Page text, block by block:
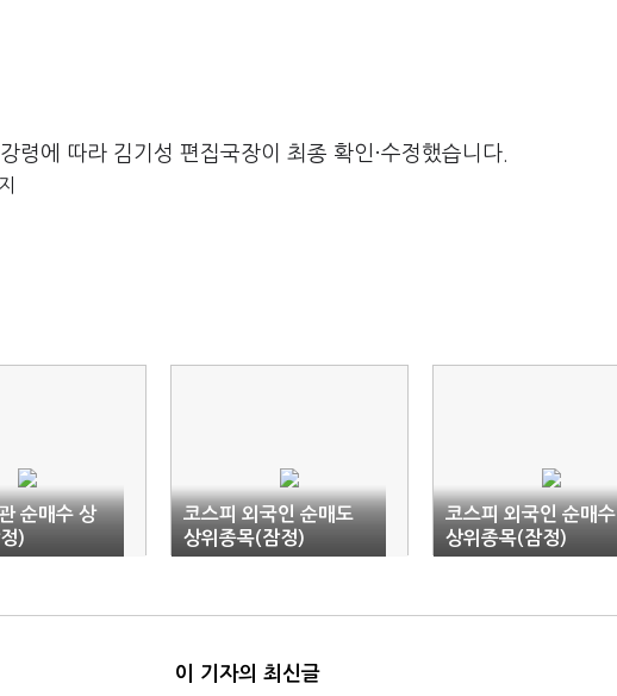
령에 따라 김기성 편집국장이 최종 확인·수정했습니다.
순매수 상
)
코스피 외국인 순매도
상위종목(잠정)
코스피 외국인 순매수
상위종목(잠정)
이 기자의 최신글